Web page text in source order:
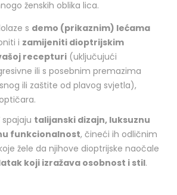
ženskih oblika lica.
s demo (prikaznim) lećama
i zamijeniti dioptrijskim
recepturi (uključujući
ili s posebnim premazima
ili zaštite od plavog svjetla),
spajaju talijanski dizajn, luksuznu
funkcionalnost, čineći ih odličnim
žele da njihove dioptrijske naočale
koji izražava osobnost i stil.